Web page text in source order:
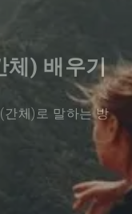
체) 배우기
체)로 말하는 방